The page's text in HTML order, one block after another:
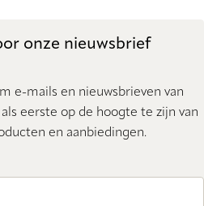
onze nieuwsbrief
e-mails en nieuwsbrieven van
eerste op de hoogte te zijn van
en aanbiedingen.